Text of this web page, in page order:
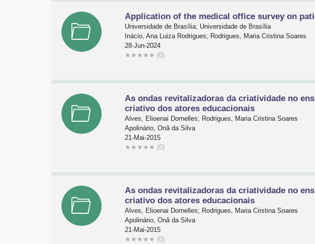
Application of the medical office survey on
Universidade de Brasília; Universidade de Brasília
Inácio, Ana Luiza Rodrigues; Rodrigues, Maria Cristina Soares
28-Jun-2024
★ ★ ★ ★ ★ (0)
As ondas revitalizadoras da criatividade no
criativo dos atores educacionais
Alves, Elioenai Dornelles; Rodrigues, Maria Cristina Soares
Apolinário, Onã da Silva
21-Mai-2015
★ ★ ★ ★ ★ (0)
As ondas revitalizadoras da criatividade no
criativo dos atores educacionais
Alves, Elioenai Dornelles; Rodrigues, Maria Cristina Soares
Apolinário, Onã da Silva
21-Mai-2015
★ ★ ★ ★ ★ (0)